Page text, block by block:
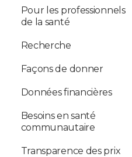
Pour les professionnels
de la santé
Recherche
Façons de donner
Données financières
Besoins en santé
communautaire
Transparence des prix